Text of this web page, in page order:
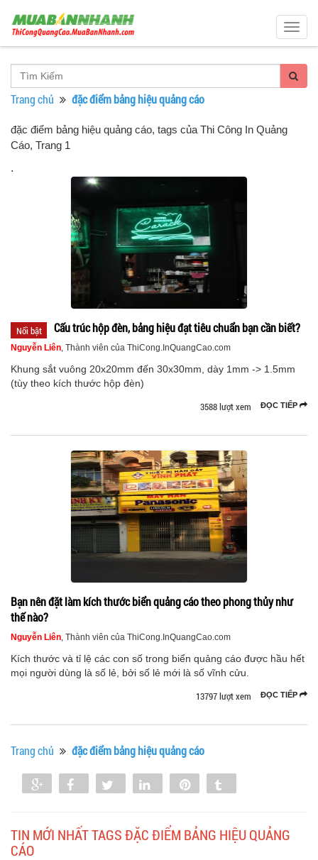
Trang chủ đặc điểm bảng hiệu quảng cáo
đặc điểm bảng hiệu quảng cáo, tags của Thi Công In Quảng
Cáo, Trang 1
.
Nổi bật Cấu trúc hộp đèn, bảng hiệu đạt tiêu chuẩn bạn cần biết?
Nguyễn Liên, Thành viên của ThiCong.InQuangCao.com
Khung sắt vuông 20x20mm đến 30x30mm, dày 1mm -> 1.5mm
(tùy theo kích thước hộp đèn)
ĐỌC TIẾP
3588 lượt xem
Bạn nên đặt làm kích thước biển quảng cáo theo phong thủy như
thế nào?
Nguyễn Liên, Thành viên của ThiCong.InQuangCao.com
Kích thước và tỉ lệ các con số trong biển quảng cáo được hầu hết
mọi người dùng là số lẻ, bởi số lẻ mới là số vĩnh cửu.
ĐỌC TIẾP
13797 lượt xem
Trang chủ đặc điểm bảng hiệu quảng cáo
Share Share Tweet Share
TIN MỚI NHẤT TAGS ĐẶC ĐIỂM BẢNG HIỆU QUẢNG
CÁO